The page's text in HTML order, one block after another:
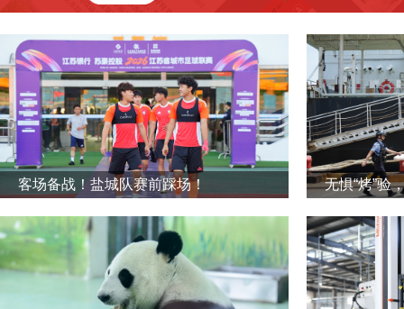
客场备战！盐城队赛前踩场！ 无惧“烤”验